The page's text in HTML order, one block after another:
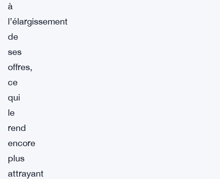
à
l’élargissement
de
ses
offres,
ce
qui
le
rend
encore
plus
attrayant